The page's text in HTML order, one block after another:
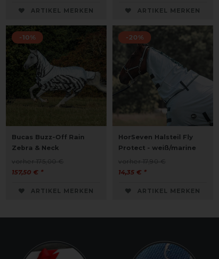
ARTIKEL MERKEN ARTIKEL MERKEN
-10%
Bucas Buzz-Off Rain
Zebra & Neck
vorher 175,00 €
157,50 € *
ARTIKEL MERKEN
-20%
HorSeven Halsteil Fly
Protect - weiß/marine
vorher 17,90 €
14,35 € *
ARTIKEL MERKEN